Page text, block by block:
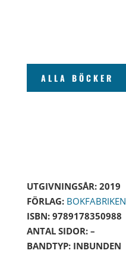
ALLA BÖCKER
UTGIVNINGSÅR: 2019
FÖRLAG: BOKFABRIKEN
ISBN: 9789178350988
ANTAL SIDOR: –
BANDTYP: INBUNDEN